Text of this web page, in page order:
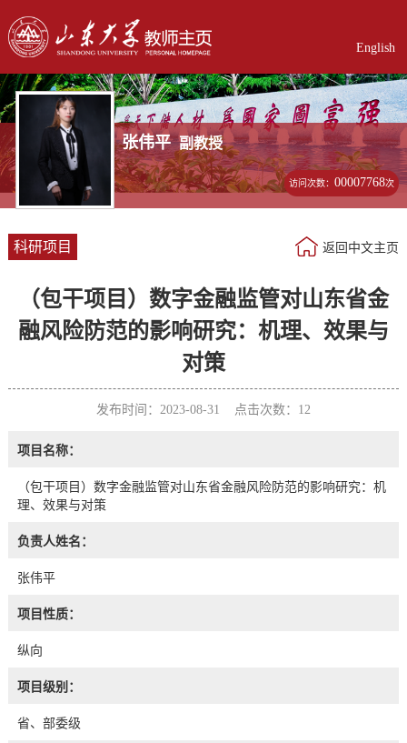
English
张伟平 副教授
访问次数：00007768次
科研项目 返回中文主页
（包干项目）数字金融监管对山东省金
融风险防范的影响研究：机理、效果与
对策
发布时间：2023-08-31 点击次数： 12
项目名称：
（包干项目）数字金融监管对山东省金融风险防范的影响研究：机
理、效果与对策
负责人姓名：
张伟平
项目性质：
纵向
项目级别：
省、部委级